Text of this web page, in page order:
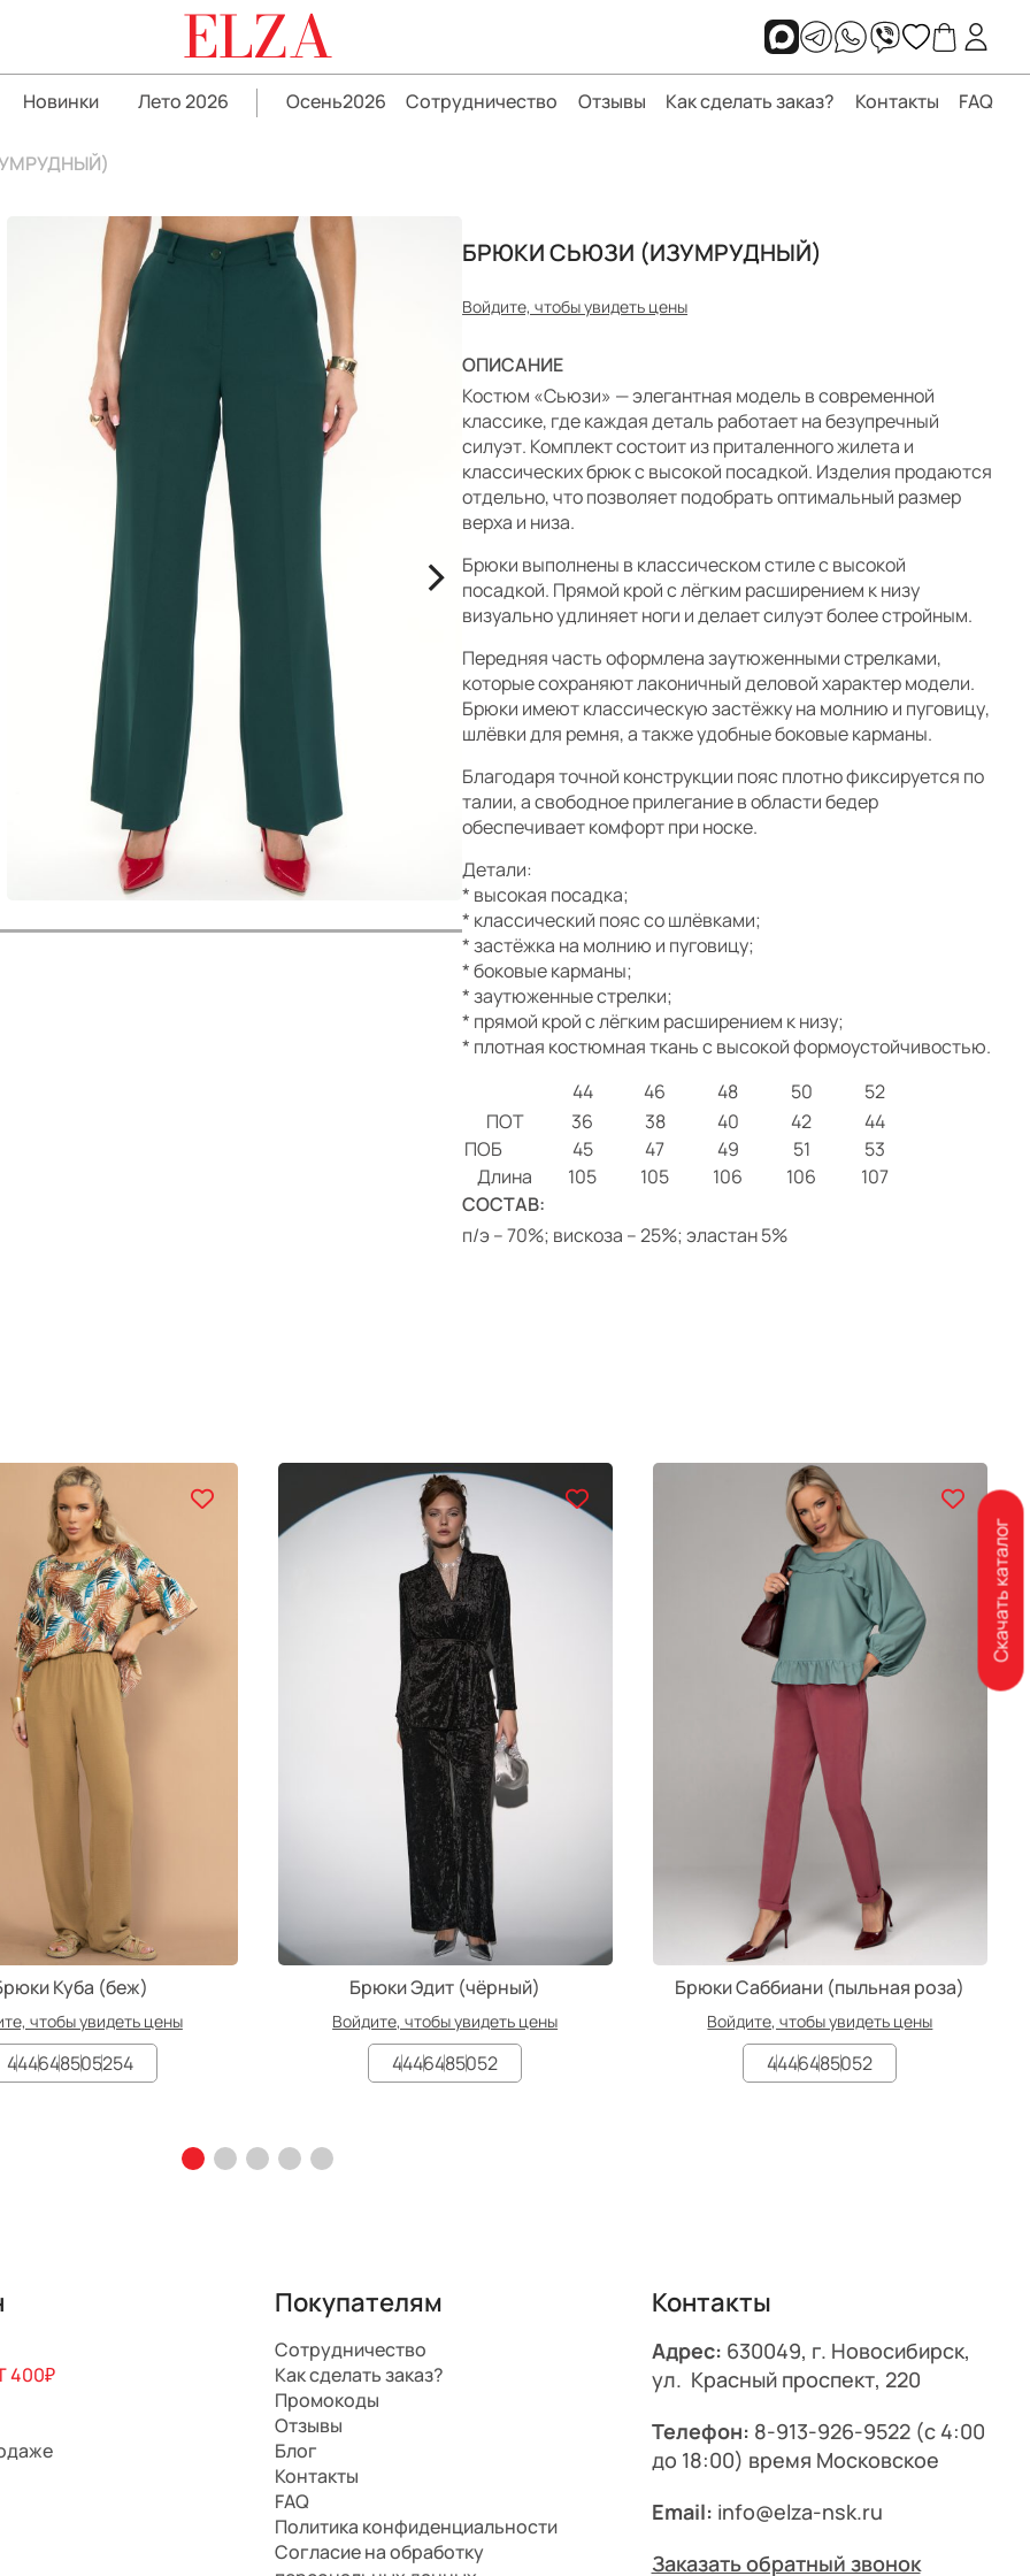
ELZA
Новинки Лето 2026 Осень2026 Сотрудничество Отзывы Как сделать заказ? Контакты FAQ
>
БРЮКИ СЬЮЗИ (ИЗУМРУДНЫЙ)
Войдите, чтобы увидеть цены
ОПИСАНИЕ
Костюм «Сьюзи» — элегантная модель в современной
классике, где каждая деталь работает на безупречный
силуэт. Комплект состоит из приталенного жилета и
классических брюк с высокой посадкой. Изделия продаются
отдельно, что позволяет подобрать оптимальный размер
верха и низа.
Брюки выполнены в классическом стиле с высокой
посадкой. Прямой крой с лёгким расширением к низу
визуально удлиняет ноги и делает силуэт более стройным.
Передняя часть оформлена заутюженными стрелками,
которые сохраняют лаконичный деловой характер модели.
Брюки имеют классическую застёжку на молнию и пуговицу,
шлёвки для ремня, а также удобные боковые карманы.
Благодаря точной конструкции пояс плотно фиксируется по
талии, а свободное прилегание в области бедер
обеспечивает комфорт при носке.
Детали:
* высокая посадка;
* классический пояс со шлёвками;
* застёжка на молнию и пуговицу;
* боковые карманы;
* заутюженные стрелки;
* прямой крой с лёгким расширением к низу;
* плотная костюмная ткань с высокой формоустойчивостью.
44
46 48 50
52
ПОТ
36 38 40 42
44
ПОБ
45 47 49 51
53
Длина
105 105 106 106
107
СОСТАВ:
п/э – 70%; вискоза – 25%; эластан 5%
Куба (беж)
чтобы увидеть цены
444648505254
Брюки Эдит (чёрный)
Войдите, чтобы увидеть цены
4446485052
Брюки Саббиани (пыльная роза)
Войдите, чтобы увидеть цены
4446485052
400₽
Покупателям
Сотрудничество
Как сделать заказ?
Промокоды
Отзывы
Блог
Контакты
FAQ
Политика конфиденциальности
Согласие на обработку
Контакты
Адрес: 630049, г. Новосибирск,
ул. Красный проспект, 220
Телефон: 8-913-926-9522(с 4:00
до 18:00) время Московское
Email: info@elza-nsk.ru
Заказать обратный звонок
Скачать каталог